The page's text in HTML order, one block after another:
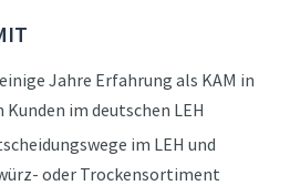
Jahre Erfahrung als KAM in
im deutschen LEH
im LEH und
oder Trockensortiment